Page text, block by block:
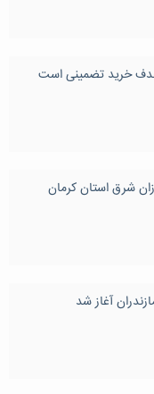
خرید تضمینی است
شرق استان کرمان
آغاز شد